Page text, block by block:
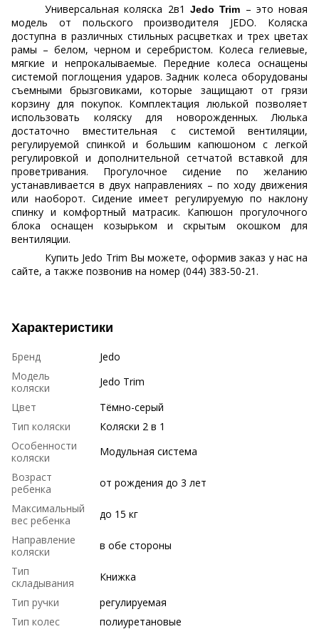
Универсальная коляска 2в1 Jedo Trim – это новая
модель от польского производителя JEDO. Коляска
доступна в различных стильных расцветках и трех цветах
рамы – белом, черном и серебристом. Колеса гелиевые,
мягкие и непрокалываемые. Передние колеса оснащены
системой поглощения ударов. Задник колеса оборудованы
съемными брызговиками, которые защищают от грязи
корзину для покупок. Комплектация люлькой позволяет
использовать коляску для новорожденных. Люлька
достаточно вместительная с системой вентиляции,
регулируемой спинкой и большим капюшоном с легкой
регулировкой и дополнительной сетчатой вставкой для
проветривания. Прогулочное сидение по желанию
устанавливается в двух направлениях – по ходу движения
или наоборот. Сидение имеет регулируемую по наклону
спинку и комфортный матрасик. Капюшон прогулочного
блока оснащен козырьком и скрытым окошком для
вентиляции.
Купить Jedo Trim Вы можете, оформив заказ у нас на
сайте, а также позвонив на номер (044) 383-50-21.
Характеристики
Бренд
Jedo
Модель
коляски
Jedo Trim
Цвет
Тёмно-серый
Тип коляски
Коляски 2 в 1
Особенности
коляски
Модульная система
Возраст
ребенка
от рождения до 3 лет
Максимальный
вес ребенка
до 15 кг
Направление
коляски
в обе стороны
Тип
складывания
Книжка
Тип ручки
регулируемая
Тип колес
полиуретановые